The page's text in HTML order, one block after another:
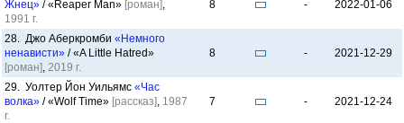
Жнец» / «Reaper Man» [роман],
1991 г.
8 - 2022-01-06
28. Джо Аберкромби «Немного
ненависти» / «A Little Hatred»
[роман], 2019 г.
8 - 2021-12-29
29. Уолтер Йон Уильямс «Час
волка» / «Wolf Time» [рассказ], 1987
г.
7 - 2021-12-24